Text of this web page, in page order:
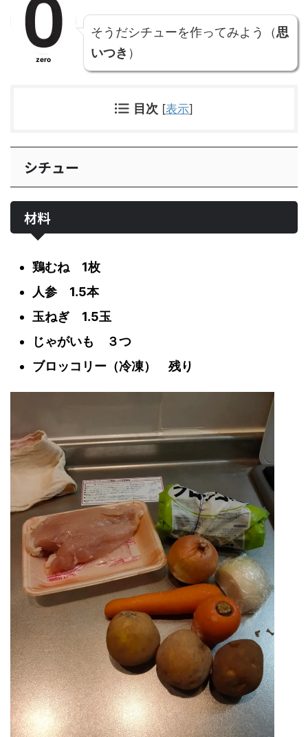
zero
そうだシチューを作ってみよう（思
いつき ）
目次 [表示]
シチュー
材料
鶏むね 1枚
人参 1.5本
玉ねぎ 1.5玉
じゃがいも ３つ
ブロッコリー（冷凍） 残り